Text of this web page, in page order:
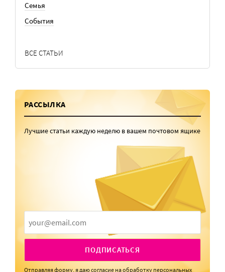
Семья
События
ВСЕ СТАТЬИ
РАССЫЛКА
Лучшие статьи каждую неделю в вашем почтовом ящике
ПОДПИСАТЬСЯ
Отправляя форму, я даюсогласие на обработку персональных